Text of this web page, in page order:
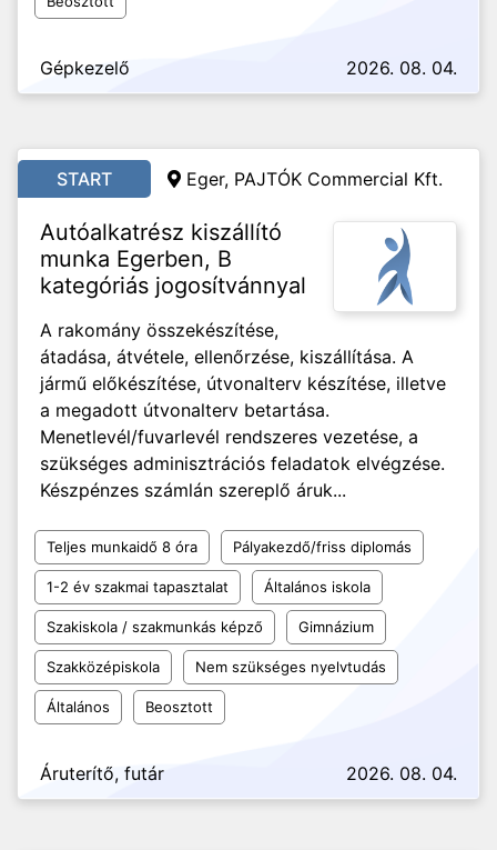
Gépkezelő 2026. 08. 04.
START Eger, PAJTÓK Commercial Kft.
Autóalkatrész kiszállító
munka Egerben, B
kategóriás jogosítvánnyal
A rakomány összekészítése,
átadása, átvétele, ellenőrzése, kiszállítása. A
jármű előkészítése, útvonalterv készítése, illetve
a megadott útvonalterv betartása.
Menetlevél/fuvarlevél rendszeres vezetése, a
szükséges adminisztrációs feladatok elvégzése.
Készpénzes számlán szereplő áruk...
Teljes munkaidő 8 óra Pályakezdő/friss diplomás
1-2 év szakmai tapasztalat Általános iskola
Szakiskola / szakmunkás képző Gimnázium
Szakközépiskola Nem szükséges nyelvtudás
Általános Beosztott
Áruterítő, futár 2026. 08. 04.